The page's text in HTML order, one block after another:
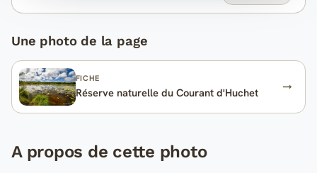
Une photo de la page
FICHE
Réserve naturelle du Courant d'Huchet
A propos de cette photo